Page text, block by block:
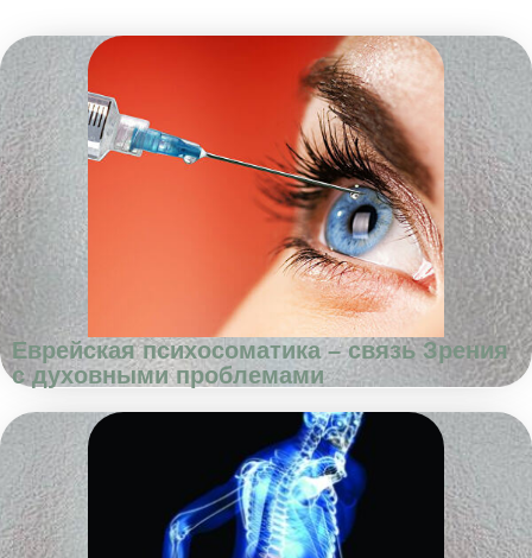
Еврейская психосоматика – связь Зрения
с духовными проблемами